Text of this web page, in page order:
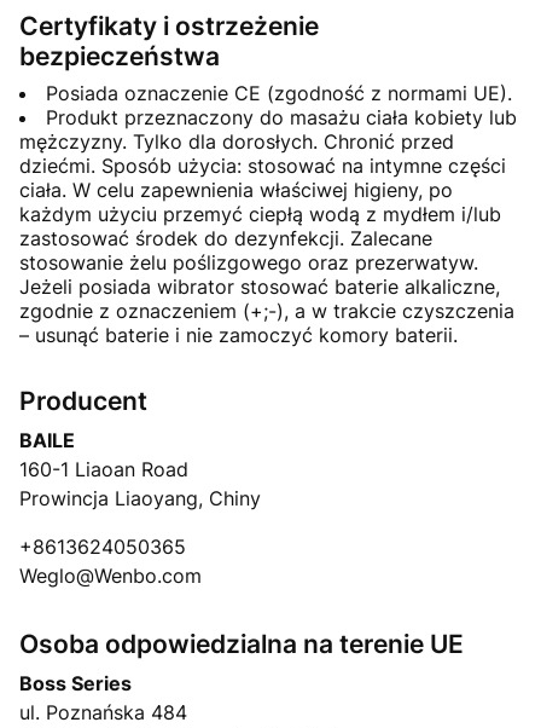
Certyfikaty i ostrzeżenie
bezpieczeństwa
Posiada oznaczenie CE (zgodność z normami UE).
Produkt przeznaczony do masażu ciała kobiety lub
mężczyzny. Tylko dla dorosłych. Chronić przed
dziećmi. Sposób użycia: stosować na intymne części
ciała. W celu zapewnienia właściwej higieny, po
każdym użyciu przemyć ciepłą wodą z mydłem i/lub
zastosować środek do dezynfekcji. Zalecane
stosowanie żelu poślizgowego oraz prezerwatyw.
Jeżeli posiada wibrator stosować baterie alkaliczne,
zgodnie z oznaczeniem (+;-), a w trakcie czyszczenia
– usunąć baterie i nie zamoczyć komory baterii.
Producent
BAILE
160-1 Liaoan Road
Prowincja Liaoyang, Chiny
+8613624050365
Weglo@Wenbo.com
Osoba odpowiedzialna na terenie UE
Boss Series
ul. Poznańska 484